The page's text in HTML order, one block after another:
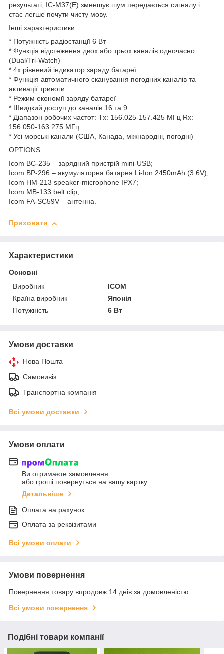
результаті, IC-M37(E) зменшує шум передається сигналу і
стає легше почути чисту мову.
Інші характеристики:
* Потужність радіостанції 6 Вт
* Функція відстеження двох або трьох каналів одночасно
(Dual/Tri-Watch)
* 4х рівневий індикатор заряду батареї
* Функція автоматичного сканування погодних каналів та
активації тривоги
* Режим економії заряду батареї
* Швидкий доступ до каналів 16 та 9
* Діапазон робочих частот: Tx: 156.025-157.425 МГц Rx:
156.050-163.275 МГц
* Усі морські канали (США, Канада, міжнародні, погодні)
OPTIONS:
Icom BC-235 – зарядний пристрій mini-USB;
Icom BP-296 – акумуляторна батарея Li-Ion 2450mAh (3.6V);
Icom HM-213 speaker-microphone IPX7;
Icom MB-133 belt clip;
Icom FA-SC59V – антенна.
Приховати
Характеристики
Основні
Виробник
ICOM
Країна виробник
Японія
Потужність
6 Вт
Умови доставки
Нова Пошта
Самовивіз
Транспортна компанія
Всі умови доставки
Умови оплати
Ви отримаєте замовлення
або гроші повернуться на вашу картку
Детальніше
Оплата на рахунок
Оплата за реквізитами
Всі умови оплати
Умови повернення
Повернення товару впродовж 14 днів за домовленістю
Всі умови повернення
Подібні товари компанії